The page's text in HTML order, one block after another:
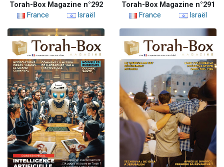
Torah-Box Magazine n°292
France
Israël
Torah-Box Magazine n°291
France
Israël